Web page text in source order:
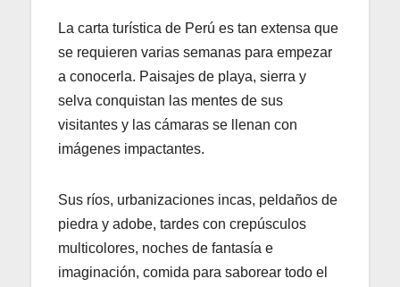
La carta turística de Perú es tan extensa que
se requieren varias semanas para empezar
a conocerla. Paisajes de playa, sierra y
selva conquistan las mentes de sus
visitantes y las cámaras se llenan con
imágenes impactantes.
Sus ríos, urbanizaciones incas, peldaños de
piedra y adobe, tardes con crepúsculos
multicolores, noches de fantasía e
imaginación, comida para saborear todo el